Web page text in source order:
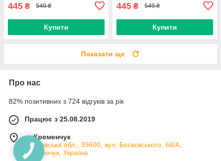
445 ₴ 549 ₴
Купити
445 ₴ 549 ₴
Купити
Показати ще
Про нас
82% позитивних з 724 відгуків за рік
Працює з 25.08.2019
м. Кременчук
Полтавська обл., 39600, вул. Богаєвського, 68/А,
Кременчук, Україна